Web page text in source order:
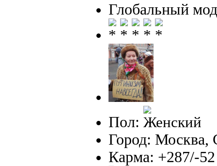
Глобальный
Пол:
Город:
Карма: +287/-52